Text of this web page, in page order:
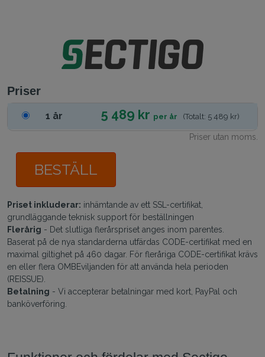
Priser
1 år 5 489 kr per år (Totalt: 5 489 kr)
Priser utan moms.
BESTÄLL
Priset inkluderar: inhämtande av ett SSL-certifikat,
grundläggande teknisk support för beställningen
Flerårig - Det slutliga flerårspriset anges inom parentes.
Baserat på de nya standarderna utfärdas CODE-certifikat med en
maximal giltighet på 460 dagar. För fleråriga CODE-certifikat krävs
en eller flera OMBEviljanden för att använda hela perioden
(REISSUE).
Betalning - Vi accepterar betalningar med kort, PayPal och
banköverföring.